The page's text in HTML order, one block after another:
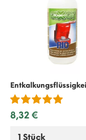
8,32 €